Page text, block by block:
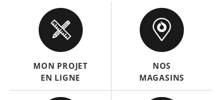
MON PROJET
EN LIGNE
NOS
MAGASINS